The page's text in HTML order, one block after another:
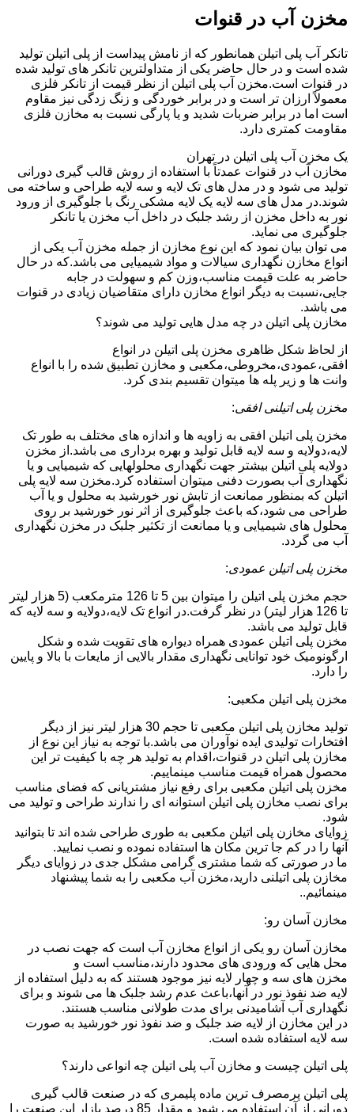
مخزن آب در قنوات
تانکر آب پلی اتیلن همانطور که از نامش پیداست از پلی اتیلن تولید
شده است و در حال حاضر یکی از متداولترین تانکر های تولید شده
در قنوات است.مخزن آب پلی اتیلن از نظر قیمت از تانکر فلزی
معمولاً ارزان تر است و در برابر خوردگی و زنگ زدگی نیز مقاوم
است اما در برابر ضربات شدید و یا پارگی نسبت به مخازن فلزی
مقاومت کمتری دارد.
یک مخزن آب پلی اتیلن در تهران
مخازن آب در قنوات عمدتاً با استفاده از روش قالب گیری دورانی
تولید می شود و در مدل های تک لایه و سه لایه طراحی و ساخته می
شوند.در مدل های سه لایه یک لایه مشکی رنگ با جلوگیری از ورود
نور به داخل مخزن از رشد جلبک در داخل آب مخزن یا تانکر
جلوگیری می نماید.
می توان بیان نمود که این نوع مخازن از جمله مخزن آب یکی از
انواع مخازن نگهداری سیالات و مواد شیمیایی می باشد.که در حال
حاضر به علت قیمت مناسب،وزن کم و سهولت در جابه
جایی،نسبت به دیگر انواع مخازن دارای متقاضیان زیادی در قنوات
می باشد.
مخازن پلی اتیلن در چه مدل هایی تولید می شوند؟
از لحاظ شکل ظاهری مخزن پلی اتیلن در انواع
افقی،عمودی،مخروطی،مکعبی و مخازن تطبیق شده را با انواع
وانت ها و زیر پله ها میتوان تقسیم بندی کرد.
مخزن پلی اتیلنی افقی:
مخزن پلی اتیلن افقی به زاویه ها و اندازه های مختلف به طور تک
لایه،دولایه و سه لایه قابل تولید و بهره برداری می باشد.از مخزن
دولایه پلی اتیلن بیشتر جهت نگهداری محلولهایی که شیمیایی و یا
نگهداری آب بصورت دفنی میتوان استفاده کرد.مخزن سه لایه پلی
اتیلن که بمنظور ممانعت از تابش نور خورشید به محلول و یا آب
طراحی می شود،که باعث جلوگیری از اثر نور خورشید بر روی
محلول های شیمیایی و یا ممانعت از تکثیر جلبک در مخزن نگهداری
آب می گردد.
مخزن پلی اتیلن عمودی:
حجم مخزن پلی اتیلن را میتوان بین 5 تا 126 مترمکعب (5 هزار لیتر
تا 126 هزار لیتر) در نظر گرفت.در انواع تک لایه،دولایه و سه لایه که
قابل تولید می باشد.
مخزن پلی اتیلن عمودی همراه دیواره های تقویت شده و شکل
ارگونومیک خود توانایی نگهداری مقدار بالایی از مایعات با بالا و پایین
را دارد.
مخزن پلی اتیلن مکعبی:
تولید مخازن پلی اتیلن مکعبی تا حجم 30 هزار لیتر نیز از دیگر
افتخارات تولیدی ایده نوآوران می باشد.با توجه به نیاز این نوع از
مخازن پلی اتیلن در قنوات،اقدام به تولید هر چه با کیفیت تر این
محصول همراه قیمت مناسب مینماییم.
مخزن پلی اتیلن مکعبی برای رفع نیاز مشتریانی که فضای مناسب
برای نصب مخازن پلی اتیلن استوانه ای را ندارند طراحی و تولید می
شود.
زوایای مخازن پلی اتیلن مکعبی به طوری طراحی شده اند تا بتوانید
آنها را در کم جا ترین مکان ها استفاده نموده و نصب نمایید.
ما در صورتی که شما مشتری گرامی مشکل جدی در زوایای دیگر
مخازن پلی اتیلنی دارید،مخزن آب مکعبی را به شما پیشنهاد
مینمائیم..
مخازن آسان رو:
مخازن آسان رو یکی از انواع مخازن آب است که جهت نصب در
محل هایی که ورودی های محدود دارند،مناسب است و
مخزن های سه و چهار لایه نیز موجود هستند که به دلیل استفاده از
لایه ضد نفوذ نور در آنها،باعث عدم رشد جلبک ها می شوند و برای
نگهداری آب آشامیدنی برای مدت طولانی مناسب هستند.
در این مخازن از لایه ضد جلبک و ضد نفوذ نور خورشید به صورت
سه لایه استفاده شده است.
پلی اتیلن چیست و مخازن آب پلی اتیلن چه انواعی دارند؟
پلی اتیلن پرمصرف ترین ماده پلیمری که در صنعت قالب گیری
دورانی از آن استفاده می شود و مقدار 85 درصد بازار این صنعت را